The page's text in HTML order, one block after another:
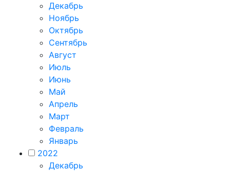
Декабрь
Ноябрь
Октябрь
Сентябрь
Август
Июль
Июнь
Май
Апрель
Март
Февраль
Январь
2022
Декабрь